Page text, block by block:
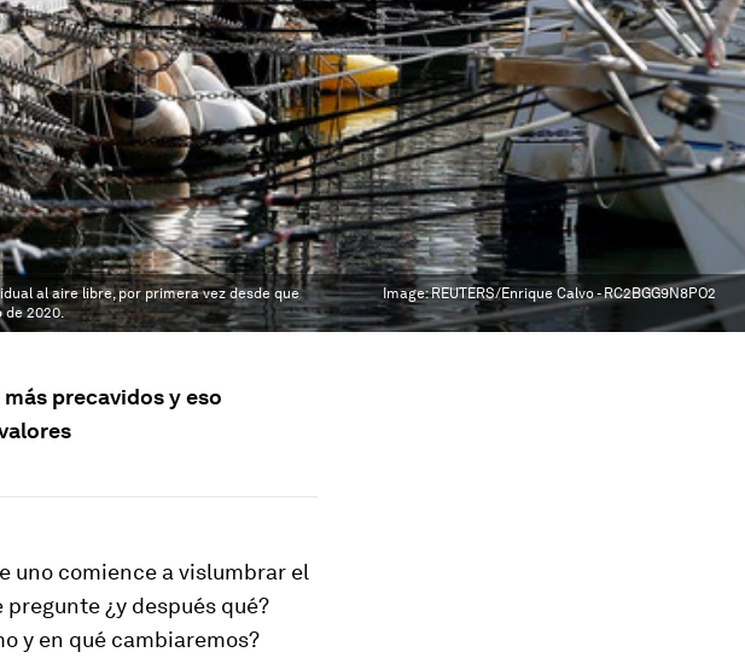
al aire libre, por primera vez desde que
de 2020.
Image:REUTERS/Enrique Calvo - RC2BGG9N8PO2
precavidos y eso
uno comience a vislumbrar el
¿y después qué?
y en qué cambiaremos?